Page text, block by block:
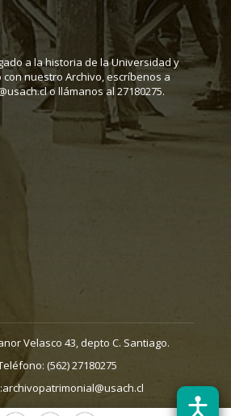
a la historia de la Universidad y
nuestro Archivo, escríbenos a
o llámanos al 27180275.
Velasco 43, depto C. Santiago.
(562) 27180275
archivopatrimonial@usach.cl